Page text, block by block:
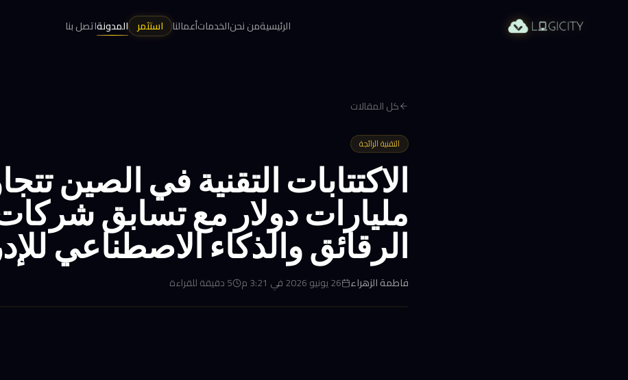
الرئيسيةمن نحنالخدماتأعمالنا استثمر المدونةاتصل بنا
كل المقالات
التقنية الرائجة
مليارات دولار مع تسابق
الرقائق والذكاء الاصطناعي
فاطمة الزهراء 26 يونيو 2026 في 3:21 م 5دقيقة للقراءة